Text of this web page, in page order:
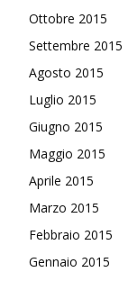
Ottobre 2015
Settembre 2015
Agosto 2015
Luglio 2015
Giugno 2015
Maggio 2015
Aprile 2015
Marzo 2015
Febbraio 2015
Gennaio 2015